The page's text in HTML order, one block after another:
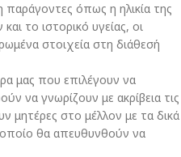
όπως η ηλικία της
το ιστορικό υγείας, οι
στοιχεία στη διάθεσή
μας που επιλέγουν να
να γνωρίζουν με ακρίβεια τις
μητέρες στο μέλλον με τα δικά
θα απευθυνθούν να